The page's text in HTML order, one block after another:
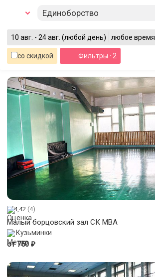
Единоборство
10 авг. - 24 авг. (любой день) любое время
со скидкой Фильтры · 2
4,42 (4)
Малый борцовский зал СК МВА
Кузьминки
от 750 ₽